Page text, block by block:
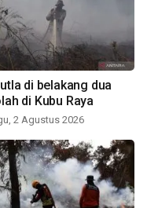
di belakang dua
di Kubu Raya
2 Agustus 2026